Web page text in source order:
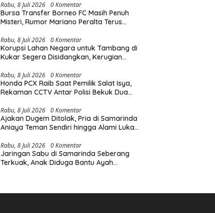
Rabu, 8 Juli 2026 0 Komentar
Bursa Transfer Borneo FC Masih Penuh
Misteri, Rumor Mariano Peralta Terus
Rabu, 8 Juli 2026 0 Komentar
Korupsi Lahan Negara untuk Tambang di
Kukar Segera Disidangkan, Kerugian
Rabu, 8 Juli 2026 0 Komentar
Honda PCX Raib Saat Pemilik Salat Isya,
Rekaman CCTV Antar Polisi Bekuk Dua
Rabu, 8 Juli 2026 0 Komentar
Ajakan Dugem Ditolak, Pria di Samarinda
Aniaya Teman Sendiri hingga Alami Luka
Rabu, 8 Juli 2026 0 Komentar
Jaringan Sabu di Samarinda Seberang
Terkuak, Anak Diduga Bantu Ayah